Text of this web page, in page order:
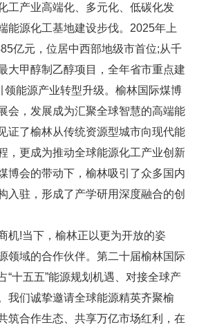
工产业高端化、多元化、低碳化发
能源化工基地建设步伐。2025年上
亿元，位居中西部地级市首位;从千
大甲醇制乙醇项目，全年省市重点建
领能源产业转型升级。榆林国际煤博
会，发展成为汇聚全球智慧的高端能
证了榆林从传统资源型城市向现代能
，更成为推动全球能源化工产业创新
博会的带动下，榆林吸引了众多国内
入驻，形成了产学研用深度融合的创
机!当下，榆林正以更为开放的姿
领域的合作伙伴。第二十届榆林国际
“十五五”能源规划机遇、对接全球产
我们诚挚邀请全球能源精英齐聚榆
筑合作生态、共享万亿市场红利，在